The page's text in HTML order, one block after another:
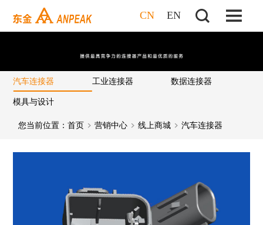
CN EN
汽车连接器 工业连接器 数据连接器
模具与设计
您当前位置：首页 营销中心 线上商城 汽车连接器